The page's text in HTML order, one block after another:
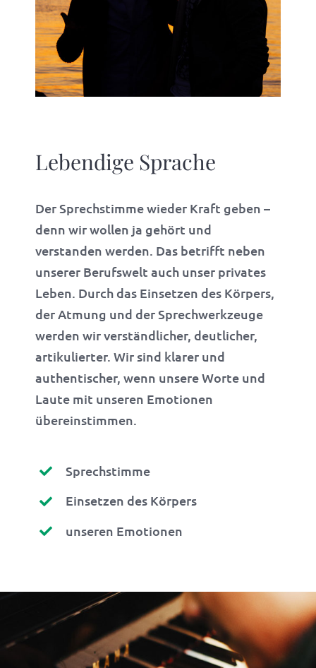
Lebendige Sprache
Der Sprechstimme wieder Kraft geben –
denn wir wollen ja gehört und
verstanden werden. Das betrifft neben
unserer Berufswelt auch unser privates
Leben. Durch das Einsetzen des Körpers,
der Atmung und der Sprechwerkzeuge
werden wir verständlicher, deutlicher,
artikulierter. Wir sind klarer und
authentischer, wenn unsere Worte und
Laute mit unseren Emotionen
übereinstimmen.
Sprechstimme
Einsetzen des Körpers
unseren Emotionen